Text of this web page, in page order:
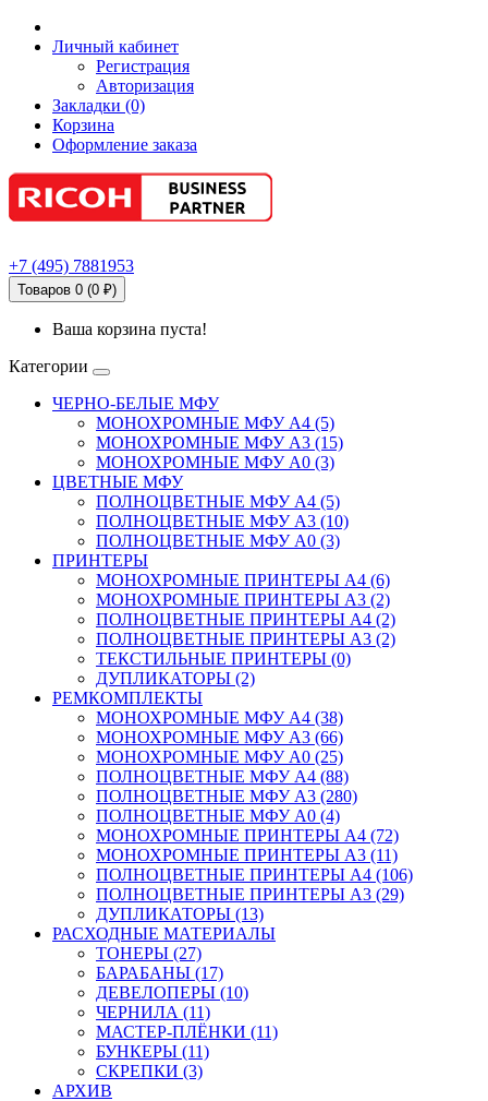
Личный кабинет
Регистрация
Авторизация
Закладки (0)
Корзина
Оформление заказа
+7 (495) 7881953
Товаров 0 (0 ₽)
Ваша корзина пуста!
Категории
ЧЕРНО-БЕЛЫЕ МФУ
МОНОХРОМНЫЕ МФУ А4 (5)
МОНОХРОМНЫЕ МФУ А3 (15)
МОНОХРОМНЫЕ МФУ А0 (3)
ЦВЕТНЫЕ МФУ
ПОЛНОЦВЕТНЫЕ МФУ А4 (5)
ПОЛНОЦВЕТНЫЕ МФУ А3 (10)
ПОЛНОЦВЕТНЫЕ МФУ А0 (3)
ПРИНТЕРЫ
МОНОХРОМНЫЕ ПРИНТЕРЫ А4 (6)
МОНОХРОМНЫЕ ПРИНТЕРЫ А3 (2)
ПОЛНОЦВЕТНЫЕ ПРИНТЕРЫ А4 (2)
ПОЛНОЦВЕТНЫЕ ПРИНТЕРЫ А3 (2)
ТЕКСТИЛЬНЫЕ ПРИНТЕРЫ (0)
ДУПЛИКАТОРЫ (2)
РЕМКОМПЛЕКТЫ
МОНОХРОМНЫЕ МФУ А4 (38)
МОНОХРОМНЫЕ МФУ А3 (66)
МОНОХРОМНЫЕ МФУ А0 (25)
ПОЛНОЦВЕТНЫЕ МФУ А4 (88)
ПОЛНОЦВЕТНЫЕ МФУ А3 (280)
ПОЛНОЦВЕТНЫЕ МФУ А0 (4)
МОНОХРОМНЫЕ ПРИНТЕРЫ А4 (72)
МОНОХРОМНЫЕ ПРИНТЕРЫ А3 (11)
ПОЛНОЦВЕТНЫЕ ПРИНТЕРЫ А4 (106)
ПОЛНОЦВЕТНЫЕ ПРИНТЕРЫ А3 (29)
ДУПЛИКАТОРЫ (13)
РАСХОДНЫЕ МАТЕРИАЛЫ
ТОНЕРЫ (27)
БАРАБАНЫ (17)
ДЕВЕЛОПЕРЫ (10)
ЧЕРНИЛА (11)
МАСТЕР-ПЛЁНКИ (11)
БУНКЕРЫ (11)
СКРЕПКИ (3)
АРХИВ